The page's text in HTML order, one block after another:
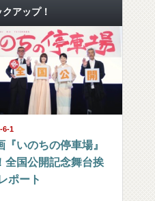
クアップ！
6-1
『いのちの停車場』
全国公開記念舞台挨
ポート